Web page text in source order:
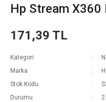
Hp Stream X360
171,39 TL
Kategori
Marka
Stok Kodu
Durumu